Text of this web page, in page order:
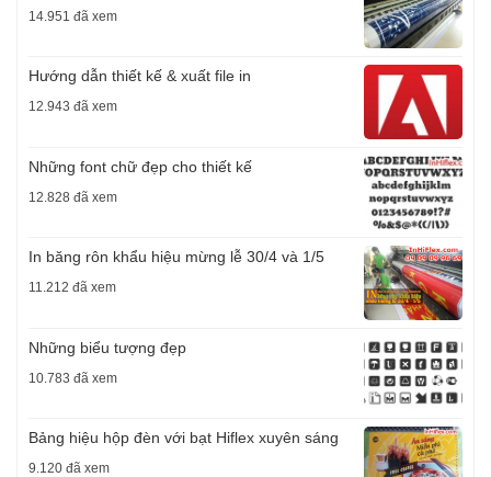
14.951 đã xem
Hướng dẫn thiết kế & xuất file in
12.943 đã xem
Những font chữ đẹp cho thiết kế
12.828 đã xem
In băng rôn khẩu hiệu mừng lễ 30/4 và 1/5
11.212 đã xem
Những biểu tượng đẹp
10.783 đã xem
Bảng hiệu hộp đèn với bạt Hiflex xuyên sáng
9.120 đã xem